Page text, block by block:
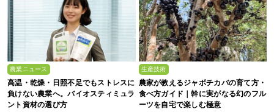
農業ニュース
高温・乾燥・日照不足でもストレスに
負けない農業へ。バイオスティミュラ
ント資材の選び方
生産技術
農家が教えるジャボチカバの育て方・
食べ方ガイド｜幹に実がなる幻のフル
ーツを自宅で楽しむ極意